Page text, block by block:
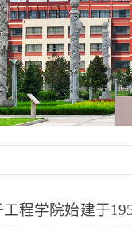
工程学院始建于